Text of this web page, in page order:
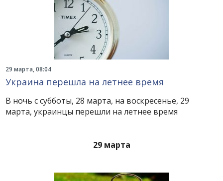
29 марта, 08:04
Украина перешла на летнее время
В ночь с субботы, 28 марта, на воскресенье, 29
марта, украинцы перешли на летнее время
29 марта